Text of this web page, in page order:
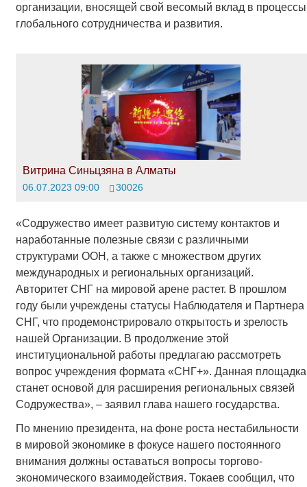
организации, вносящей свой весомый вклад в процессы
глобального сотрудничества и развития.
Витрина Синьцзяна в Алматы
06.07.2023 09:00 30026
«Содружество имеет развитую систему контактов и
наработанные полезные связи с различными
структурами ООН, а также с множеством других
международных и региональных организаций.
Авторитет СНГ на мировой арене растет. В прошлом
году были учреждены статусы Наблюдателя и Партнера
СНГ, что продемонстрировало открытость и зрелость
нашей Организации. В продолжение этой
институциональной работы предлагаю рассмотреть
вопрос учреждения формата «СНГ+». Данная площадка
станет основой для расширения региональных связей
Содружества», – заявил глава нашего государства.
По мнению президента, на фоне роста нестабильности
в мировой экономике в фокусе нашего постоянного
внимания должны оставаться вопросы торгово-
экономического взаимодействия. Токаев сообщил, что